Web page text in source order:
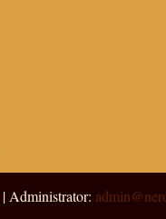
| Administrator: